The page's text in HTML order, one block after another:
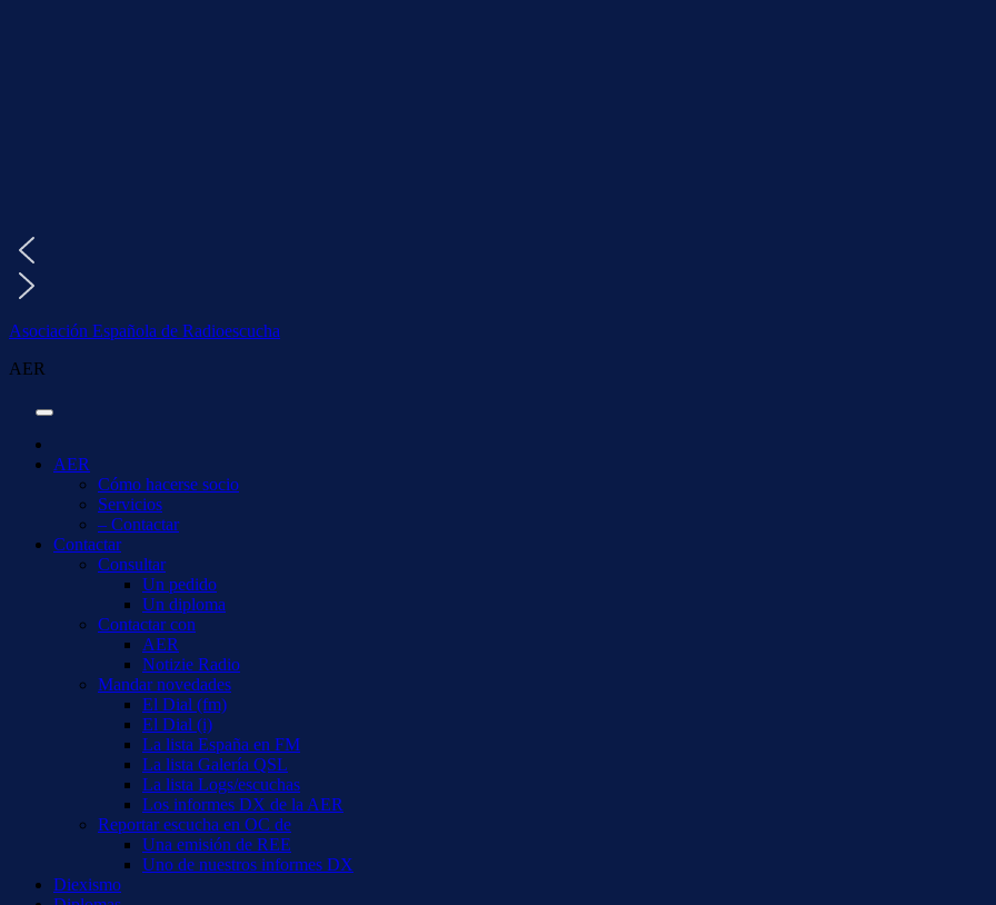
Asociación Española de Radioescucha
AER
AER
Cómo hacerse socio
Servicios
– Contactar
Contactar
Consultar
Un pedido
Un diploma
Contactar con
AER
Notizie Radio
Mandar novedades
El Dial (fm)
El Dial (i)
La lista España en FM
La lista Galería QSL
La lista Logs/escuchas
Los informes DX de la AER
Reportar escucha en OC de
Una emisión de REE
Uno de nuestros informes DX
Diexismo